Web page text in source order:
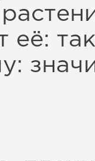
её: